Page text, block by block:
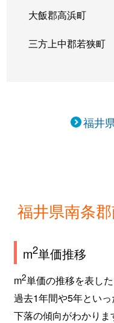
大飯郡高浜町
三方上中郡若狭町
福井
福井県南条
m2単価推移
m2単価の推移を表した
過去1年間や5年とい
下落の傾向がわかりま